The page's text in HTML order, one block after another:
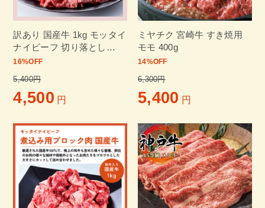
訳あり 国産牛 1kg モッタイ
ナイビーフ 切り落とし
(500g×2パック)
16%OFF
5,400円
4,500 円
ミヤチク 宮崎牛 すき焼用
モモ 400g
14%OFF
6,300円
5,400 円